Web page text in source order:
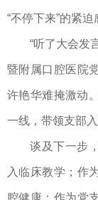
“不停下来”的紧迫
“听了大会发
暨附属口腔医院
许艳华难掩激动
一线，带领支部
谈及下一步
入临床教学；作